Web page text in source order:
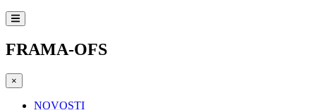
FRAMA-OFS
×
NOVOSTI